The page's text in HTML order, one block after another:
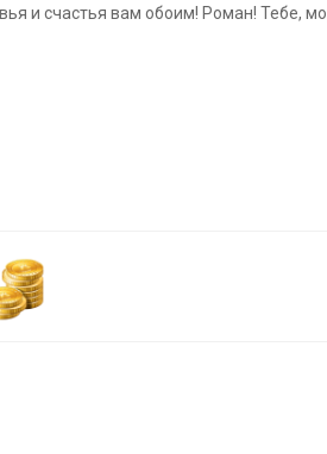
и счастья вам обоим! Роман! Тебе,